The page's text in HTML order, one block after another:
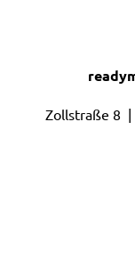
Zollstraße 8